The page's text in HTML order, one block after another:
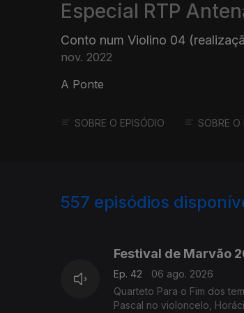
Especial RTP
Conto num Violino 04
nov. 2022
A Ponte
SOBRE O EPISÓDIO SOBRE O
557 episódios
Festival de Marvão
Ep. 42
06 ago. 2026
Quarteto Para o Fim dos
Pascal no violoncelo,